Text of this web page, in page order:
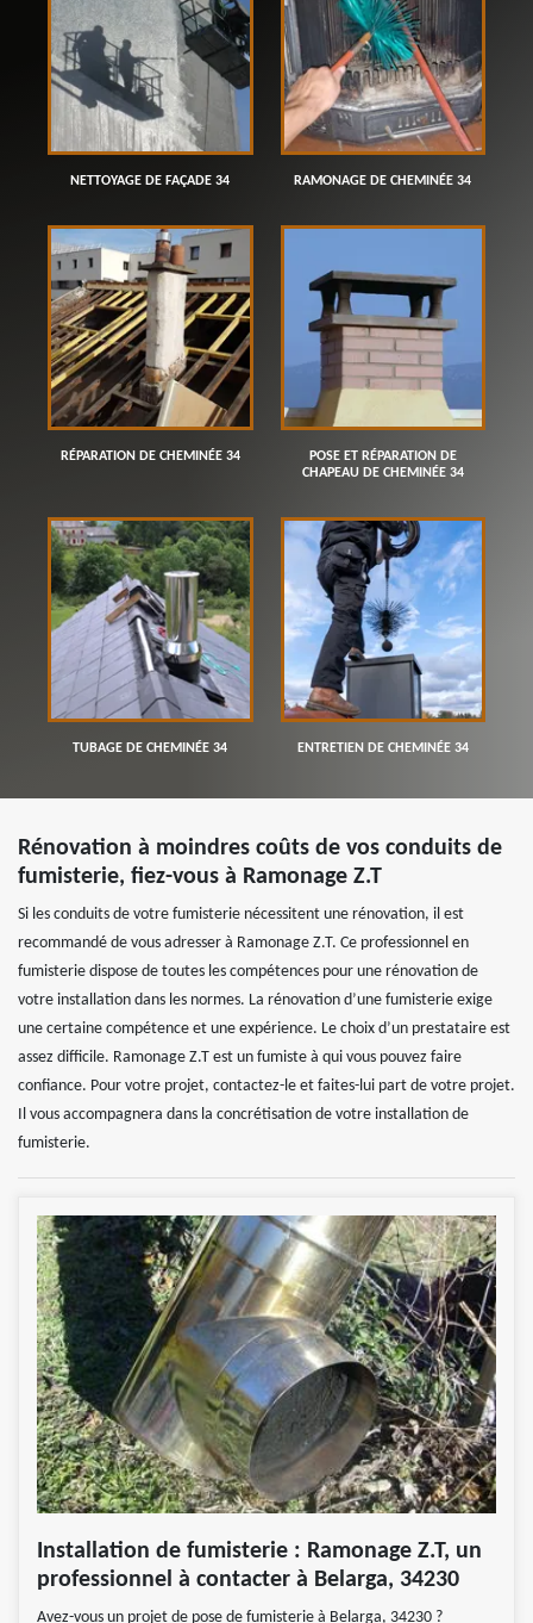
NETTOYAGE DE FAÇADE 34 RAMONAGE DE CHEMINÉE 34
RÉPARATION DE CHEMINÉE 34
POSE ET RÉPARATION DE
CHAPEAU DE CHEMINÉE 34
TUBAGE DE CHEMINÉE 34 ENTRETIEN DE CHEMINÉE 34
Rénovation à moindres coûts de vos conduits de
fumisterie, fiez-vous à Ramonage Z.T
Si les conduits de votre fumisterie nécessitent une rénovation, il est
recommandé de vous adresser à Ramonage Z.T. Ce professionnel en
fumisterie dispose de toutes les compétences pour une rénovation de
votre installation dans les normes. La rénovation d’une fumisterie exige
une certaine compétence et une expérience. Le choix d’un prestataire est
assez difficile. Ramonage Z.T est un fumiste à qui vous pouvez faire
confiance. Pour votre projet, contactez-le et faites-lui part de votre projet.
Il vous accompagnera dans la concrétisation de votre installation de
fumisterie.
Installation de fumisterie : Ramonage Z.T, un
professionnel à contacter à Belarga, 34230
Avez-vous un projet de pose de fumisterie à Belarga, 34230 ?